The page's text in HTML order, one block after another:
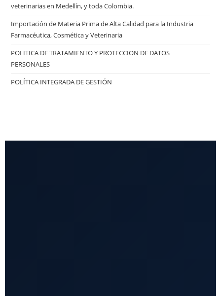
veterinarias en Medellín, y toda Colombia.
Importación de Materia Prima de Alta Calidad para la Industria
Farmacéutica, Cosmética y Veterinaria
POLITICA DE TRATAMIENTO Y PROTECCION DE DATOS
PERSONALES
POLÍTICA INTEGRADA DE GESTIÓN